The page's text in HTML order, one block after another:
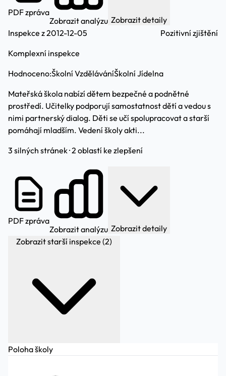
PDF zpráva
Zobrazit analýzu Zobrazit detaily
Inspekce z 2012-12-05
Komplexní inspekce
Pozitivní zjištění
Hodnoceno:Školní VzděláváníŠkolní Jídelna
Mateřská škola nabízí dětem bezpečné a podnětné
prostředí. Učitelky podporují samostatnost dětí a vedou s
nimi partnerský dialog. Děti se učí spolupracovat a starší
pomáhají mladším. Vedení školy akti...
3 silných stránek · 2 oblastí ke zlepšení
PDF zpráva
Zobrazit analýzu Zobrazit detaily
Zobrazit starší inspekce (2)
Poloha školy